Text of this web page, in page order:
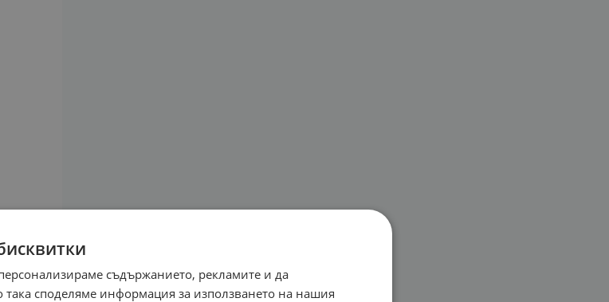
съдържанието, рекламите и да
споделяме информация за използването на нашия